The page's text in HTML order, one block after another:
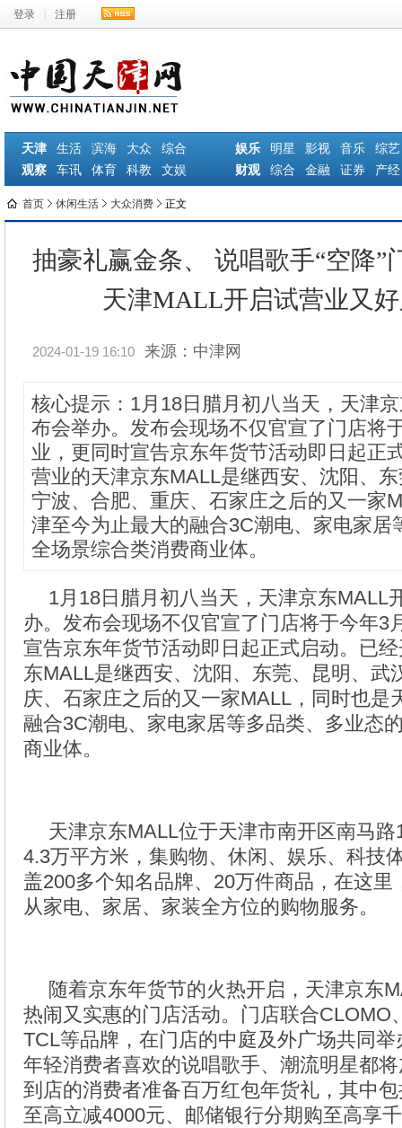
登录 注册
天津 生活 滨海 大众
综合
观察
车讯 体育 科教 文娱
娱乐 明星 影视 音乐
综艺
财观
综合 金融 证券 产经
首页 休闲生活 大众消费 正文
抽豪礼赢金条、 说唱歌手“空降”
天津MALL开启试营业又
2024-01-19 16:10 来源：中津网
核心提示：1月18日腊月初八当天，天津
布会举办。发布会现场不仅官宣了门店将
业，更同时宣告京东年货节活动即日起正
营业的天津京东MALL是继西安、沈阳、
宁波、合肥、重庆、石家庄之后的又一家
津至今为止最大的融合3C潮电、家电家居
全场景综合类消费商业体。
1月18日腊月初八当天，天津京东MALL
办。发布会现场不仅官宣了门店将于今年3
宣告京东年货节活动即日起正式启动。已
东MALL是继西安、沈阳、东莞、昆明、武
庆、石家庄之后的又一家MALL，同时也是
融合3C潮电、家电家居等多品类、多业态
商业体。
天津京东MALL位于天津市南开区南马
4.3万平方米，集购物、休闲、娱乐、科技
盖200多个知名品牌、20万件商品，在这里
从家电、家居、家装全方位的购物服务。
随着京东年货节的火热开启，天津京东
热闹又实惠的门店活动。门店联合CLOMO
TCL等品牌，在门店的中庭及外广场共同
年轻消费者喜欢的说唱歌手、潮流明星都
到店的消费者准备百万红包年货礼，其中
至高立减4000元、邮储银行分期购至高享